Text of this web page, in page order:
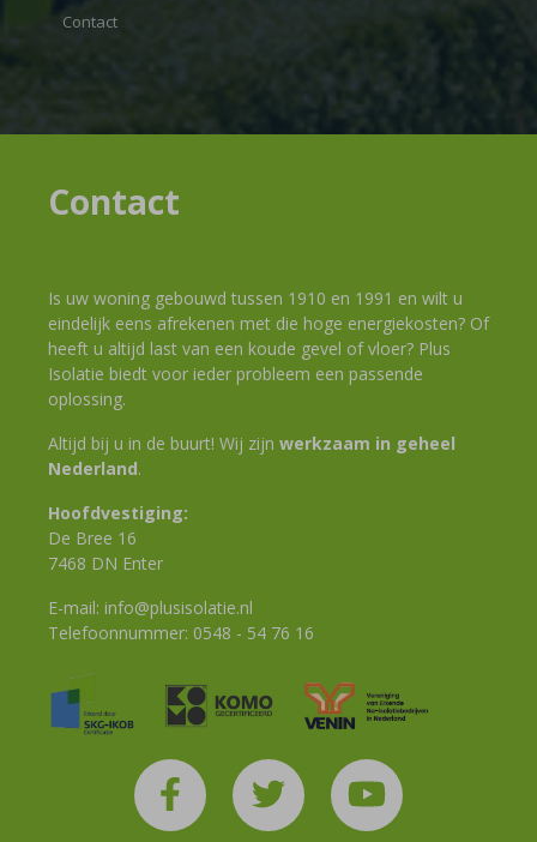
Contact
Contact
Is uw woning gebouwd tussen 1910 en 1991 en wilt u
eindelijk eens afrekenen met die hoge energiekosten? Of
heeft u altijd last van een koude gevel of vloer? Plus
Isolatie biedt voor ieder probleem een passende
oplossing.
Altijd bij u in de buurt! Wij zijn werkzaam in geheel
Nederland.
Hoofdvestiging:
De Bree 16
7468 DN Enter
E-mail: info@plusisolatie.nl
Telefoonnummer: 0548 - 54 76 16